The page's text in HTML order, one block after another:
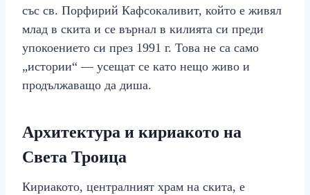
със св. Порфирий Кафсокаливит, който е живял
млад в скита и се върнал в килията си преди
упокоението си през 1991 г. Това не са само
„истории“ — усещат се като нещо живо и
продължаващо да диша.
Архитектура и кириакото на
Света Троица
Кириакото, централният храм на скита, е